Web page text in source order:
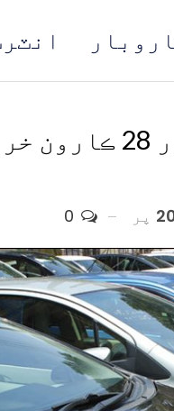
پراڻي ڪار ڊيلر غلطي
پر